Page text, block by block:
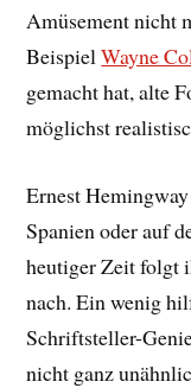
Amüsement nicht
BeispielWayne
gemacht hat, alte
möglichst
Ernest
Spanien oder auf
heutiger Zeit folgt
nach. Ein wenig
Schriftsteller-
nicht ganz